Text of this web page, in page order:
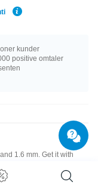
kunder
positive omtaler
1.6 mm. Get it with
sizes from 3 mm to 5